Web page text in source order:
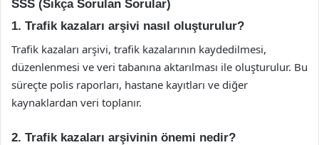
SSS (Sıkça Sorulan Sorular)
1. Trafik kazaları arşivi nasıl oluşturulur?
Trafik kazaları arşivi, trafik kazalarının kaydedilmesi,
düzenlenmesi ve veri tabanına aktarılması ile oluşturulur. Bu
süreçte polis raporları, hastane kayıtları ve diğer
kaynaklardan veri toplanır.
2. Trafik kazaları arşivinin önemi nedir?